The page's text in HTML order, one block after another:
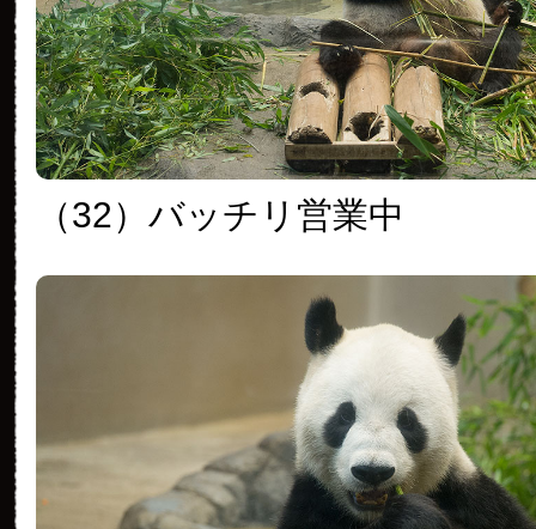
（32）バッチリ営業中